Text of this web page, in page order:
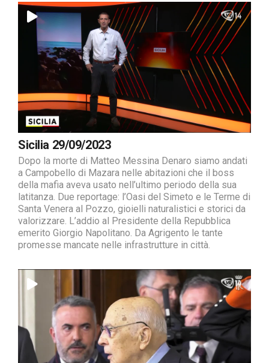
Sicilia 29/09/2023
Dopo la morte di Matteo Messina Denaro siamo andati
a Campobello di Mazara nelle abitazioni che il boss
della mafia aveva usato nell’ultimo periodo della sua
latitanza. Due reportage: l’Oasi del Simeto e le Terme di
Santa Venera al Pozzo, gioielli naturalistici e storici da
valorizzare. L’addio al Presidente della Repubblica
emerito Giorgio Napolitano. Da Agrigento le tante
promesse mancate nelle infrastrutture in città.